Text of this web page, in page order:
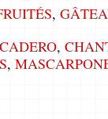
,
,
,